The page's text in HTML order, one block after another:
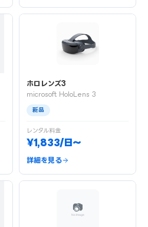
ホロレンズ3
microsoft HoloLens 3
新品
レンタル料金
¥1,833/日〜
詳細を見る